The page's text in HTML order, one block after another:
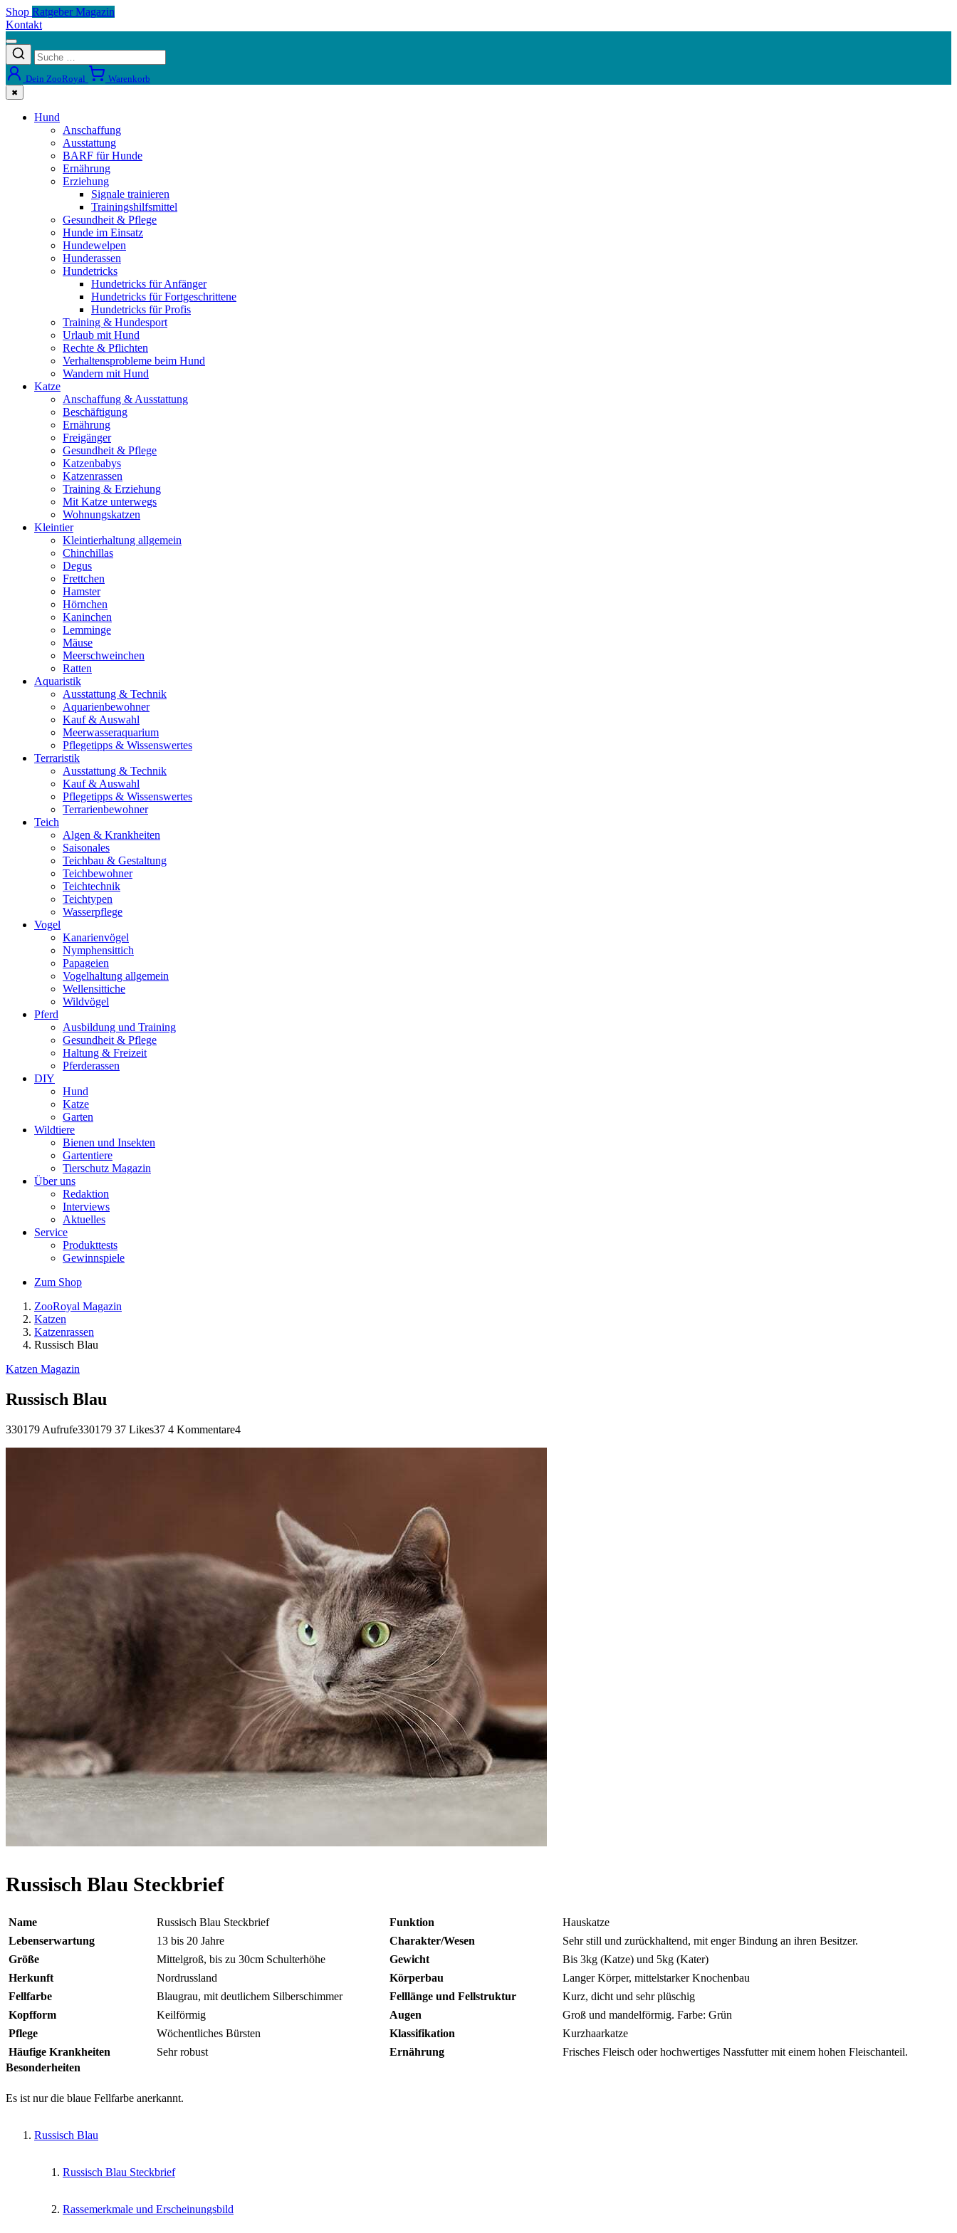
Shop Ratgeber Magazin
Kontakt
Dein ZooRoyal Warenkorb
✖
Hund
Anschaffung
Ausstattung
BARF für Hunde
Ernährung
Erziehung
Signale trainieren
Trainingshilfsmittel
Gesundheit & Pflege
Hunde im Einsatz
Hundewelpen
Hunderassen
Hundetricks
Hundetricks für Anfänger
Hundetricks für Fortgeschrittene
Hundetricks für Profis
Training & Hundesport
Urlaub mit Hund
Rechte & Pflichten
Verhaltensprobleme beim Hund
Wandern mit Hund
Katze
Anschaffung & Ausstattung
Beschäftigung
Ernährung
Freigänger
Gesundheit & Pflege
Katzenbabys
Katzenrassen
Training & Erziehung
Mit Katze unterwegs
Wohnungskatzen
Kleintier
Kleintierhaltung allgemein
Chinchillas
Degus
Frettchen
Hamster
Hörnchen
Kaninchen
Lemminge
Mäuse
Meerschweinchen
Ratten
Aquaristik
Ausstattung & Technik
Aquarienbewohner
Kauf & Auswahl
Meerwasseraquarium
Pflegetipps & Wissenswertes
Terraristik
Ausstattung & Technik
Kauf & Auswahl
Pflegetipps & Wissenswertes
Terrarienbewohner
Teich
Algen & Krankheiten
Saisonales
Teichbau & Gestaltung
Teichbewohner
Teichtechnik
Teichtypen
Wasserpflege
Vogel
Kanarienvögel
Nymphensittich
Papageien
Vogelhaltung allgemein
Wellensittiche
Wildvögel
Pferd
Ausbildung und Training
Gesundheit & Pflege
Haltung & Freizeit
Pferderassen
DIY
Hund
Katze
Garten
Wildtiere
Bienen und Insekten
Gartentiere
Tierschutz Magazin
Über uns
Redaktion
Interviews
Aktuelles
Service
Produkttests
Gewinnspiele
Zum Shop
ZooRoyal Magazin
Katzen
Katzenrassen
Russisch Blau
Katzen Magazin
Russisch Blau
330179 Aufrufe330179 37 Likes37 4 Kommentare4
Russisch Blau Steckbrief
Name Russisch Blau Steckbrief Funktion
Hauskatze
Lebenserwartung
13 bis 20 Jahre Charakter/Wesen
Sehr still und zurückhaltend, mit enger Bindung an ihren Besitzer.
Größe
Mittelgroß, bis zu 30cm Schulterhöhe Gewicht
Bis 3kg (Katze) und 5kg (Kater)
Herkunft
Nordrussland Körperbau
Langer Körper, mittelstarker Knochenbau
Fellfarbe
Blaugrau, mit deutlichem Silberschimmer Felllänge und Fellstruktur
Kurz, dicht und sehr plüschig
Kopfform
Keilförmig Augen
Groß und mandelförmig. Farbe: Grün
Pflege
Wöchentliches Bürsten Klassifikation
Kurzhaarkatze
Häufige Krankheiten
Sehr robust Ernährung
Frisches Fleisch oder hochwertiges Nassfutter mit einem hohen Fleischanteil.
Besonderheiten
Es ist nur die blaue Fellfarbe anerkannt.
Russisch Blau
Russisch Blau Steckbrief
Rassemerkmale und Erscheinungsbild